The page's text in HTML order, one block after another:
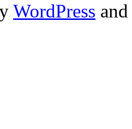
WordPress and